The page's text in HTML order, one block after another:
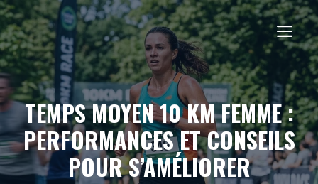
Aller
au
contenu
TEMPS MOYEN 10 KM FEMME :
PERFORMANCES ET CONSEILS
POUR S’AMÉLIORER